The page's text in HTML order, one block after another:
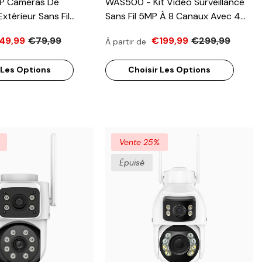
Sans Fil
Sirène Et
355° Pan
Bidirectionnel,
€79,99
Options
Sans Fil 5MP À 8 Canaux Avec 4
Audio Bidirectionnel, Microphone
Intégré, Fonctionne Avec Alexa,
IP66
À partir de €199,99 €299,99
Choisir Les Options
Vente 25%
Épuisé